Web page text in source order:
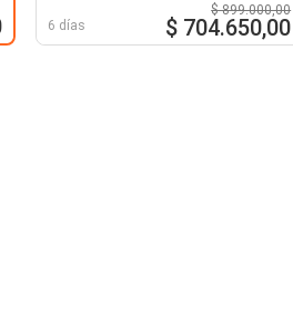
6 días
$ 899.000,00
$ 704.650,00